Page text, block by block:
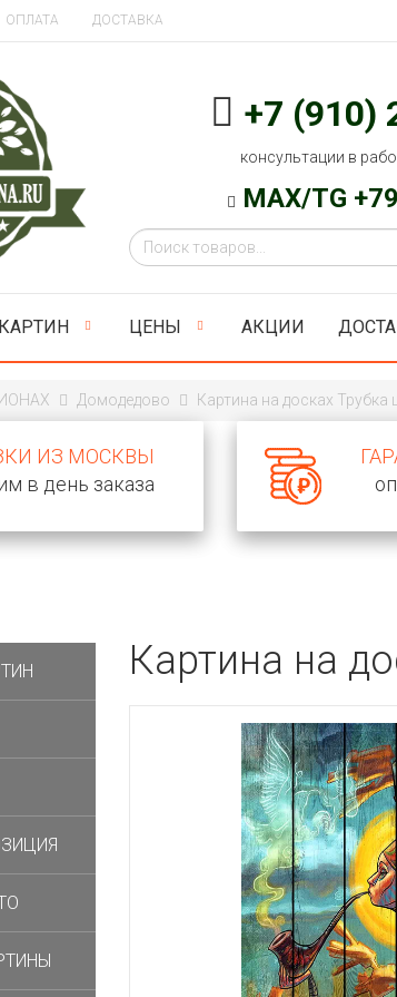
ОПЛАТА ДОСТАВКА
+7 (910)
консультации в
MAX/TG
ЦЕНЫ АКЦИИ
Домодедово Картина на досках
ИЗ МОСКВЫ
в день заказа
Картина на